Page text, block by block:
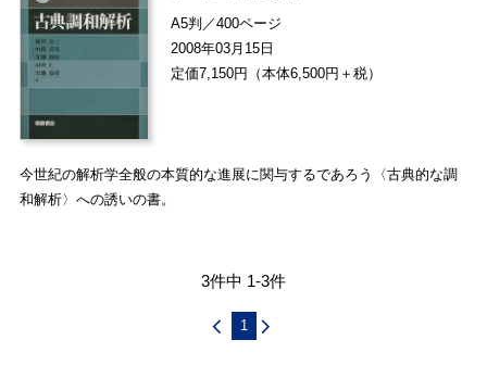
A5判／400ページ
2008年03月15日
定価7,150円（本体6,500円＋税）
今世紀の解析学全般の本質的な進展に関与するであろう〈古典的な調
和解析〉への誘いの書。
3件中 1-3件
1